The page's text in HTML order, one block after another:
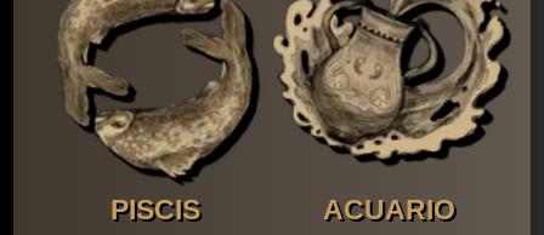
PISCIS ACUARIO